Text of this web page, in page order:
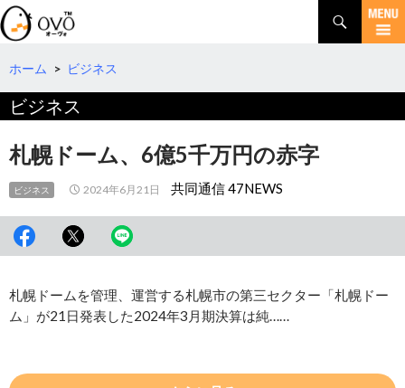
検
索
コ
テ
へ
動
ホーム > ビジネス
ビジネス
札幌ドーム、6億5千万円の赤字
ビジネス 2024年6月21日 共同通信 47NEWS
札幌ドームを管理、運営する札幌市の第三セクター「札幌ドー
ム」が21日発表した2024年3月期決算は純……